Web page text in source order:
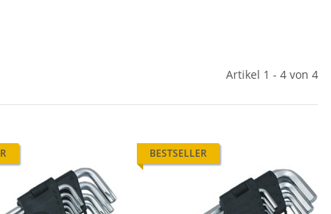
Artikel 1 - 4 von 4
BESTSELLER